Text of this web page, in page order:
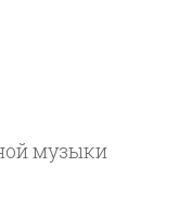
музыки